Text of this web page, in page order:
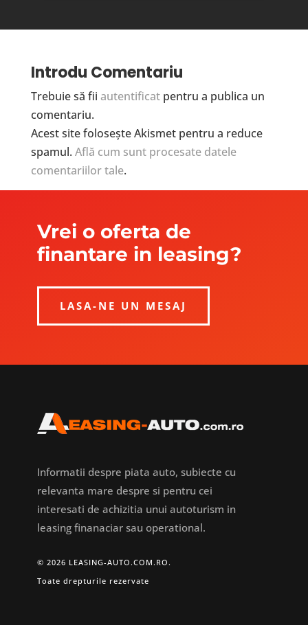
Introdu Comentariu
Trebuie să fii autentificatpentru a publica un
comentariu.
Acest site folosește Akismet pentru a reduce
spamul. Află cum sunt procesate datele
comentariilor tale.
Vrei o oferta de
finantare in leasing?
LASA-NE UN MESAJ
Informatii despre piata auto, subiecte cu
relevanta mare despre si pentru cei
interesati de achizitia unui autoturism in
leasing finanaciar sau operational.
© 2026 LEASING-AUTO.COM.RO.
Toate drepturile rezervate